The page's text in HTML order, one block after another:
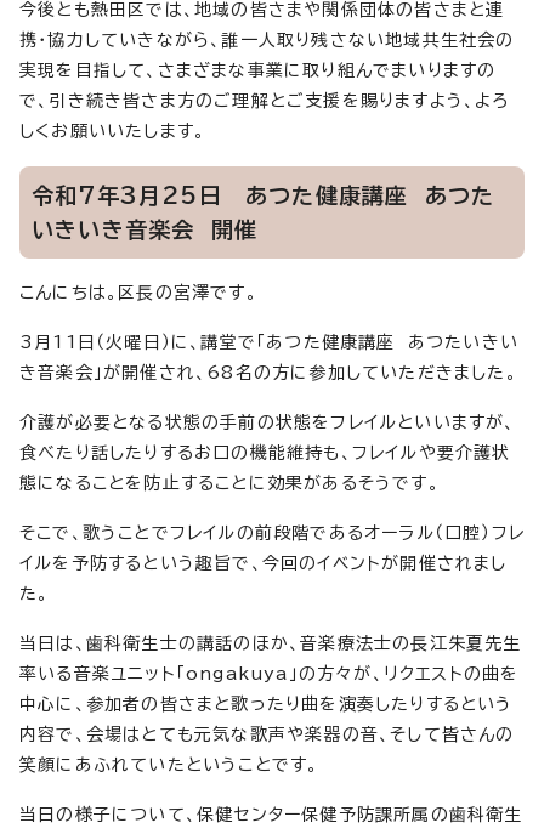
今後とも熱田区では、地域の皆さまや関係団体の皆さまと連
携・協力していきながら、誰一人取り残さない地域共生社会の
実現を目指して、さまざまな事業に取り組んでまいりますの
で、引き続き皆さま方のご理解とご支援を賜りますよう、よろ
しくお願いいたします。
令和7年3月25日 あつた健康講座 あつた
いきいき音楽会 開催
こんにちは。区長の宮澤です。
3月11日（火曜日）に、講堂で「あつた健康講座 あつたいきい
き音楽会」が開催され、68名の方に参加していただきました。
介護が必要となる状態の手前の状態をフレイルといいますが、
食べたり話したりするお口の機能維持も、フレイルや要介護状
態になることを防止することに効果があるそうです。
そこで、歌うことでフレイルの前段階であるオーラル（口腔）フレ
イルを予防するという趣旨で、今回のイベントが開催されまし
た。
当日は、歯科衛生士の講話のほか、音楽療法士の長江朱夏先生
率いる音楽ユニット「ongakuya」の方々が、リクエストの曲を
中心に、参加者の皆さまと歌ったり曲を演奏したりするという
内容で、会場はとても元気な歌声や楽器の音、そして皆さんの
笑顔にあふれていたということです。
当日の様子について、保健センター保健予防課所属の歯科衛生